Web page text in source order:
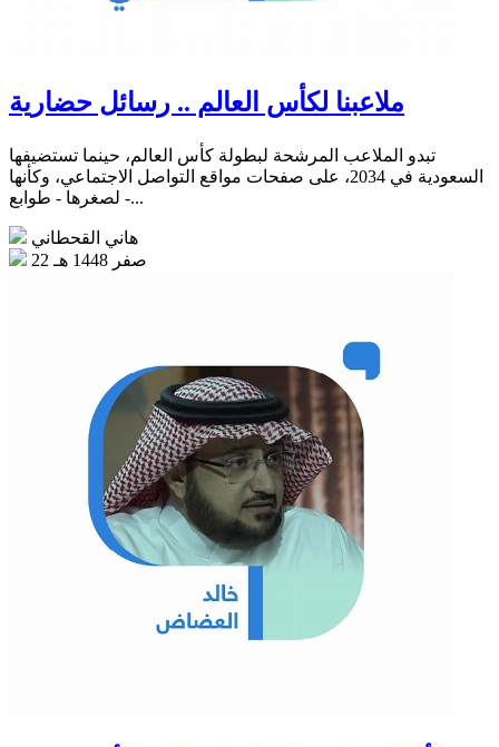
ملاعبنا لكأس العالم .. رسائل حضارية
تبدو الملاعب المرشحة لبطولة كأس العالم، حينما تستضيفها
السعودية في 2034، على صفحات مواقع التواصل الاجتماعي، وكأنها
- لصغرها - طوابع...
هاني القحطاني
22 صفر 1448 هـ